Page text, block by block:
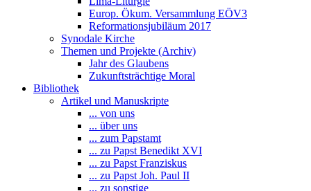
Europ. Ökum. Versammlung EÖV3
Reformationsjubiläum 2017
Synodale Kirche
Themen und Projekte (Archiv)
Jahr des Glaubens
Zukunftsträchtige Moral
Bibliothek
Artikel und Manuskripte
... von uns
... über uns
... zum Papstamt
... zu Papst Benedikt XVI
... zu Papst Franziskus
... zu Papst Joh. Paul II
... zu sonstige